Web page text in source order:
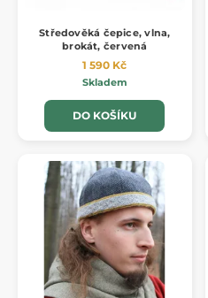
Středověká čepice, vlna,
brokát, červená
1 590 Kč
Skladem
DO KOŠÍKU